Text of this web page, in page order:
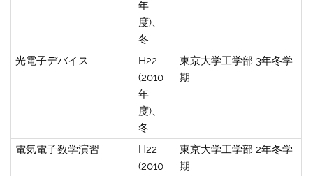
年
度)、
冬
光電子デバイス
H22
(2010
年
度)、
冬
東京大学工学部 3年冬学
期
電気電子数学演習
H22
(2010
東京大学工学部 2年冬学
期